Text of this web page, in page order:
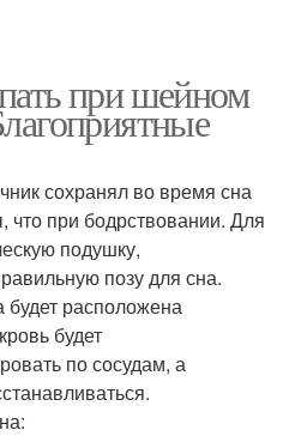
при шейном
сохранял во время сна
что при бодрствовании. Для
подушку,
позу для сна.
будет расположена
будет
по сосудам, а